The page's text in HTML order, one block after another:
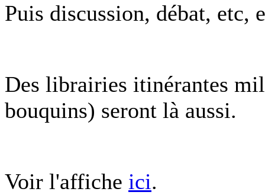
Puis discussion, débat, etc,
Des librairies itinérantes
bouquins) seront là aussi.
Voir l'affiche ici.